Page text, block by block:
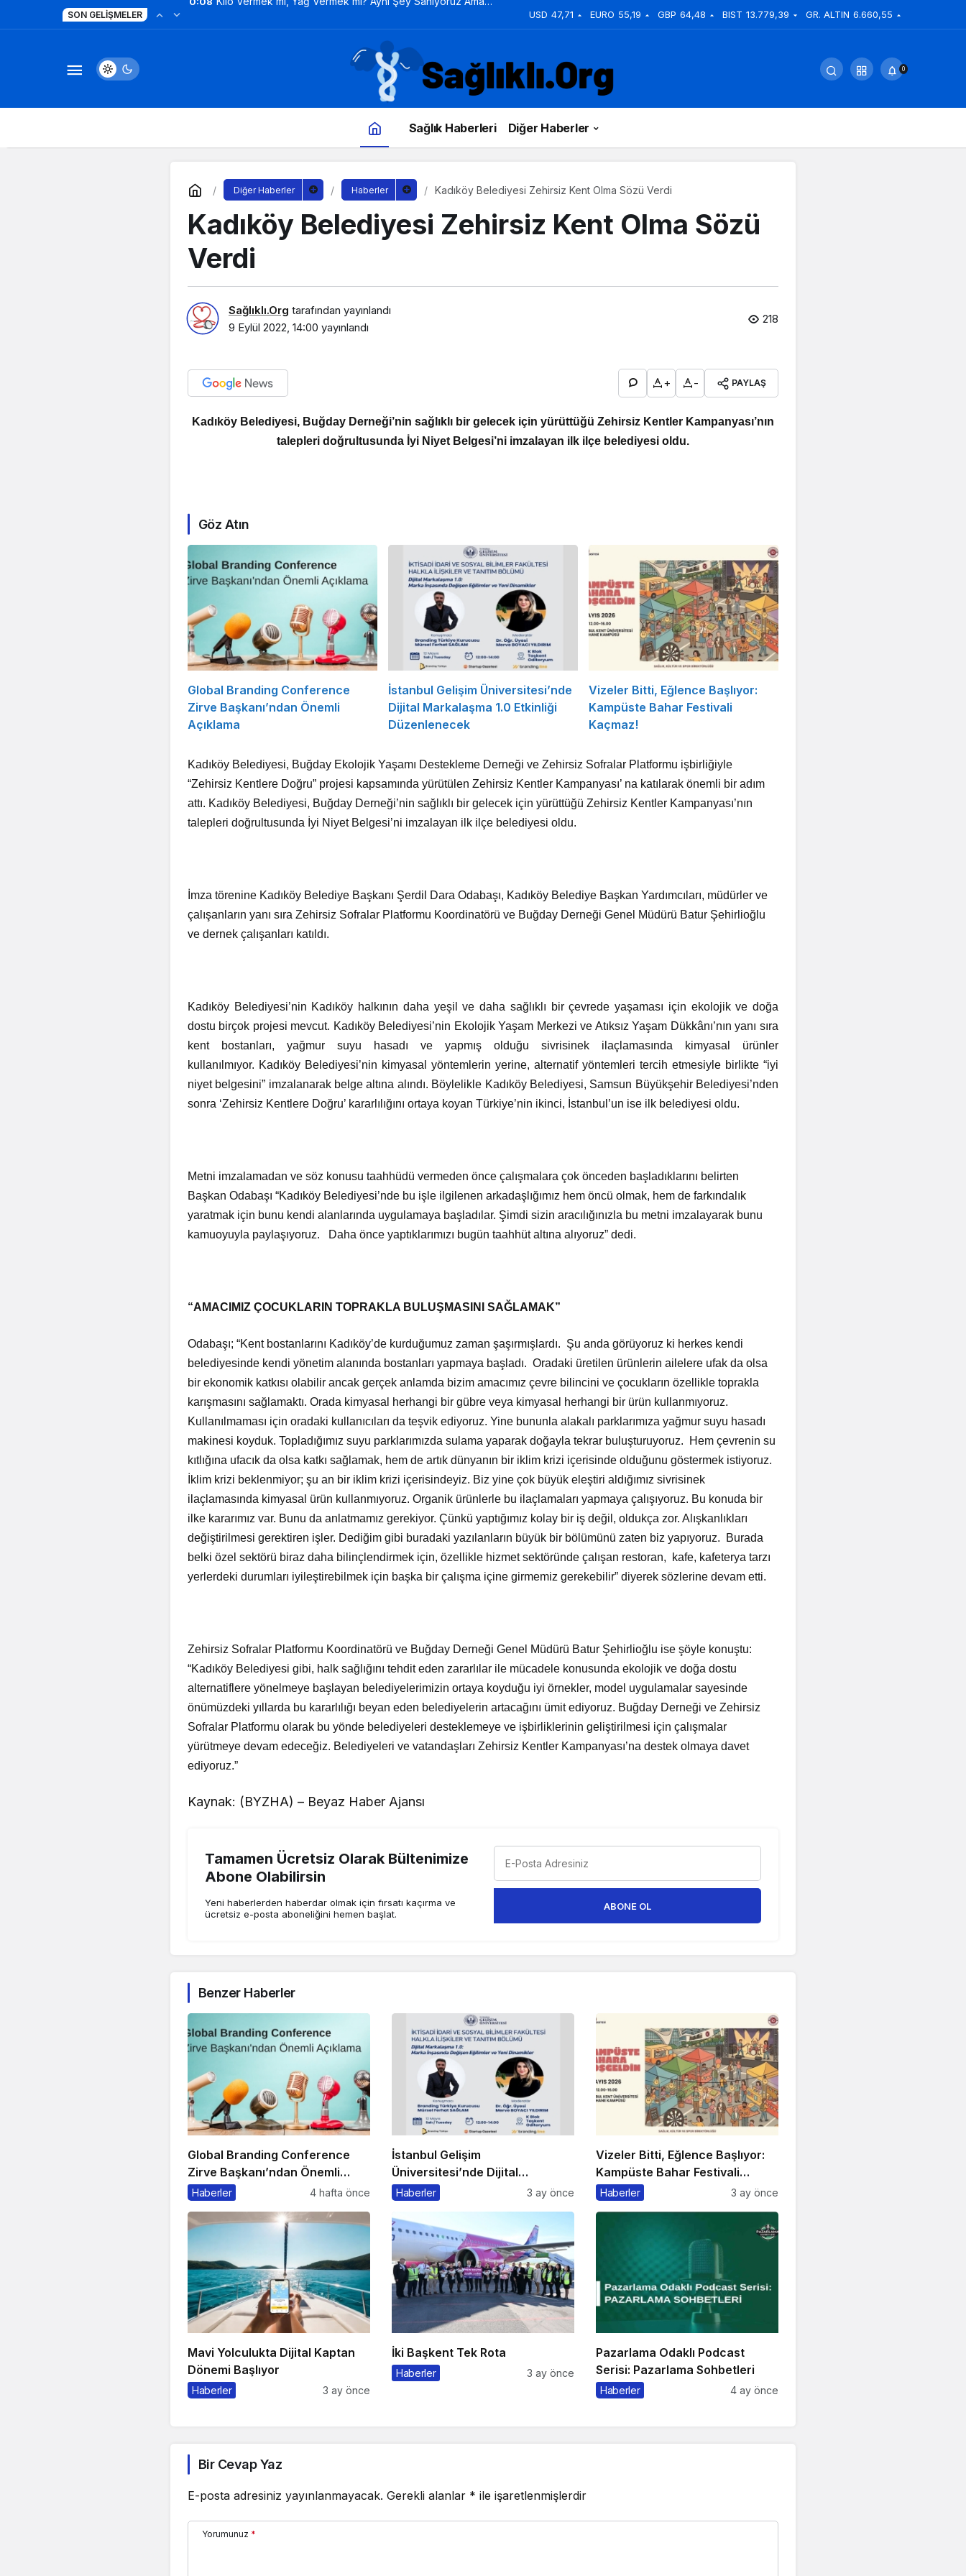
SON GELIŞMELER USD 47,71 EURO 55,19 GBP 64,48 BIST 13.779,39 GR. ALTIN 6.660,55
0
Sağlık Haberleri Diğer Haberler
Diğer Haberler Haberler Kadıköy Belediyesi Zehirsiz Kent Olma Sözü Verdi
Kadıköy Belediyesi Zehirsiz Kent Olma Sözü
Verdi
Sağlıklı.Org tarafından yayınlandı
9 Eylül 2022, 14:00 yayınlandı
218
+ - PAYLAŞ
Kadıköy Belediyesi, Buğday Derneği’nin sağlıklı bir gelecek için yürüttüğü Zehirsiz Kentler Kampanyası’nın
talepleri doğrultusunda İyi Niyet Belgesi’ni imzalayan ilk ilçe belediyesi oldu.
Göz Atın
Global Branding Conference
Zirve Başkanı’ndan Önemli
Açıklama
İstanbul Gelişim Üniversitesi’nde
Dijital Markalaşma 1.0 Etkinliği
Düzenlenecek
Vizeler Bitti, Eğlence Başlıyor:
Kampüste Bahar Festivali
Kaçmaz!
Kadıköy Belediyesi, Buğday Ekolojik Yaşamı Destekleme Derneği ve Zehirsiz Sofralar Platformu işbirliğiyle
“Zehirsiz Kentlere Doğru” projesi kapsamında yürütülen Zehirsiz Kentler Kampanyası’ na katılarak önemli bir adım
attı. Kadıköy Belediyesi, Buğday Derneği’nin sağlıklı bir gelecek için yürüttüğü Zehirsiz Kentler Kampanyası’nın
talepleri doğrultusunda İyi Niyet Belgesi’ni imzalayan ilk ilçe belediyesi oldu.
İmza törenine Kadıköy Belediye Başkanı Şerdil Dara Odabaşı, Kadıköy Belediye Başkan Yardımcıları, müdürler ve
çalışanların yanı sıra Zehirsiz Sofralar Platformu Koordinatörü ve Buğday Derneği Genel Müdürü Batur Şehirlioğlu
ve dernek çalışanları katıldı.
Kadıköy Belediyesi’nin Kadıköy halkının daha yeşil ve daha sağlıklı bir çevrede yaşaması için ekolojik ve doğa
dostu birçok projesi mevcut. Kadıköy Belediyesi’nin Ekolojik Yaşam Merkezi ve Atıksız Yaşam Dükkânı’nın yanı sıra
kent bostanları, yağmur suyu hasadı ve yapmış olduğu sivrisinek ilaçlamasında kimyasal ürünler
kullanılmıyor. Kadıköy Belediyesi’nin kimyasal yöntemlerin yerine, alternatif yöntemleri tercih etmesiyle birlikte “iyi
niyet belgesini” imzalanarak belge altına alındı. Böylelikle Kadıköy Belediyesi, Samsun Büyükşehir Belediyesi’nden
sonra ‘Zehirsiz Kentlere Doğru’ kararlılığını ortaya koyan Türkiye’nin ikinci, İstanbul’un ise ilk belediyesi oldu.
Metni imzalamadan ve söz konusu taahhüdü vermeden önce çalışmalara çok önceden başladıklarını belirten
Başkan Odabaşı “Kadıköy Belediyesi’nde bu işle ilgilenen arkadaşlığımız hem öncü olmak, hem de farkındalık
yaratmak için bunu kendi alanlarında uygulamaya başladılar. Şimdi sizin aracılığınızla bu metni imzalayarak bunu
kamuoyuyla paylaşıyoruz. Daha önce yaptıklarımızı bugün taahhüt altına alıyoruz” dedi.
“AMACIMIZ ÇOCUKLARIN TOPRAKLA BULUŞMASINI SAĞLAMAK”
Odabaşı; “Kent bostanlarını Kadıköy’de kurduğumuz zaman şaşırmışlardı. Şu anda görüyoruz ki herkes kendi
belediyesinde kendi yönetim alanında bostanları yapmaya başladı. Oradaki üretilen ürünlerin ailelere ufak da olsa
bir ekonomik katkısı olabilir ancak gerçek anlamda bizim amacımız çevre bilincini ve çocukların özellikle toprakla
karışmasını sağlamaktı. Orada kimyasal herhangi bir gübre veya kimyasal herhangi bir ürün kullanmıyoruz.
Kullanılmaması için oradaki kullanıcıları da teşvik ediyoruz. Yine bununla alakalı parklarımıza yağmur suyu hasadı
makinesi koyduk. Topladığımız suyu parklarımızda sulama yaparak doğayla tekrar buluşturuyoruz. Hem çevrenin su
kıtlığına ufacık da olsa katkı sağlamak, hem de artık dünyanın bir iklim krizi içerisinde olduğunu göstermek istiyoruz.
İklim krizi beklenmiyor; şu an bir iklim krizi içerisindeyiz. Biz yine çok büyük eleştiri aldığımız sivrisinek
ilaçlamasında kimyasal ürün kullanmıyoruz. Organik ürünlerle bu ilaçlamaları yapmaya çalışıyoruz. Bu konuda bir
ilke kararımız var. Bunu da anlatmamız gerekiyor. Çünkü yaptığımız kolay bir iş değil, oldukça zor. Alışkanlıkları
değiştirilmesi gerektiren işler. Dediğim gibi buradaki yazılanların büyük bir bölümünü zaten biz yapıyoruz. Burada
belki özel sektörü biraz daha bilinçlendirmek için, özellikle hizmet sektöründe çalışan restoran, kafe, kafeterya tarzı
yerlerdeki durumları iyileştirebilmek için başka bir çalışma içine girmemiz gerekebilir” diyerek sözlerine devam etti.
Zehirsiz Sofralar Platformu Koordinatörü ve Buğday Derneği Genel Müdürü Batur Şehirlioğlu ise şöyle konuştu:
“Kadıköy Belediyesi gibi, halk sağlığını tehdit eden zararlılar ile mücadele konusunda ekolojik ve doğa dostu
alternatiflere yönelmeye başlayan belediyelerimizin ortaya koyduğu iyi örnekler, model uygulamalar sayesinde
önümüzdeki yıllarda bu kararlılığı beyan eden belediyelerin artacağını ümit ediyoruz. Buğday Derneği ve Zehirsiz
Sofralar Platformu olarak bu yönde belediyeleri desteklemeye ve işbirliklerinin geliştirilmesi için çalışmalar
yürütmeye devam edeceğiz. Belediyeleri ve vatandaşları Zehirsiz Kentler Kampanyası’na destek olmaya davet
ediyoruz.”
Kaynak: (BYZHA) – Beyaz Haber Ajansı
Tamamen Ücretsiz Olarak Bültenimize
Abone Olabilirsin
Yeni haberlerden haberdar olmak için fırsatı kaçırma ve
ücretsiz e-posta aboneliğini hemen başlat.
ABONE OL
Benzer Haberler
Global Branding Conference
Zirve Başkanı’ndan Önemli
Açıklama
Haberler 4 hafta önce
İstanbul Gelişim
Üniversitesi’nde Dijital
Markalaşma 1.0 Etkinliği
Haberler 3 ay önce
Vizeler Bitti, Eğlence Başlıyor:
Kampüste Bahar Festivali
Kaçmaz!
Haberler 3 ay önce
Mavi Yolculukta Dijital Kaptan
Dönemi Başlıyor
Haberler 3 ay önce
İki Başkent Tek Rota
Haberler 3 ay önce
Pazarlama Odaklı Podcast
Serisi: Pazarlama Sohbetleri
Haberler 4 ay önce
Bir Cevap Yaz
E-posta adresiniz yayınlanmayacak. Gerekli alanlar * ile işaretlenmişlerdir
Yorumunuz *